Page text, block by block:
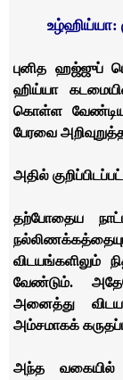
உழ்­ஹிய்­யா:
புனித ஹஜ்­ஜுப்
ஹிய்யா
கொள்ள வேண்­டிய
பேரவை
அதில்
தற்போதைய
விடயங்களிலும்
வேண்டும்.
அனைத்து
அம்சமாகக்
அந்த வகையில்